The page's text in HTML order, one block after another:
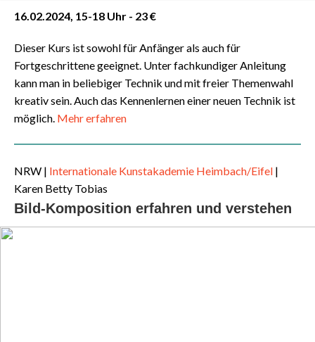
16.02.2024, 15-18 Uhr - 23 €
Dieser Kurs ist sowohl für Anfänger als auch für
Fortgeschrittene geeignet. Unter fachkundiger Anleitung
kann man in beliebiger Technik und mit freier Themenwahl
kreativ sein. Auch das Kennenlernen einer neuen Technik ist
möglich. Mehr erfahren
NRW | Internationale Kunstakademie Heimbach/Eifel |
Karen Betty Tobias
Bild-Komposition erfahren und verstehen